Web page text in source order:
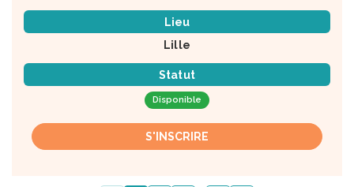
Lieu
Lille
Statut
Disponible
S'INSCRIRE